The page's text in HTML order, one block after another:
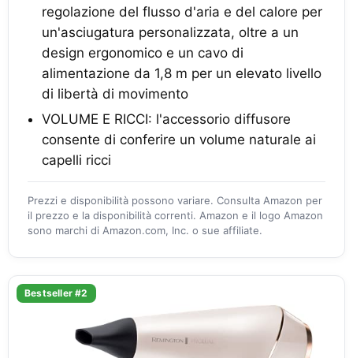
regolazione del flusso d'aria e del calore per
un'asciugatura personalizzata, oltre a un
design ergonomico e un cavo di
alimentazione da 1,8 m per un elevato livello
di libertà di movimento
VOLUME E RICCI: l'accessorio diffusore
consente di conferire un volume naturale ai
capelli ricci
Prezzi e disponibilità possono variare. Consulta Amazon per
il prezzo e la disponibilità correnti. Amazon e il logo Amazon
sono marchi di Amazon.com, Inc. o sue affiliate.
Bestseller #2